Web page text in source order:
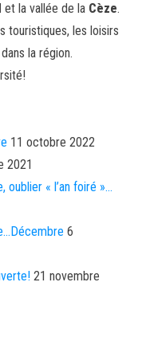
et la vallée de la Cèze.
touristiques, les loisirs
la région.
11 octobre 2022
2021
oublier « l’an foiré »…
6
21 novembre